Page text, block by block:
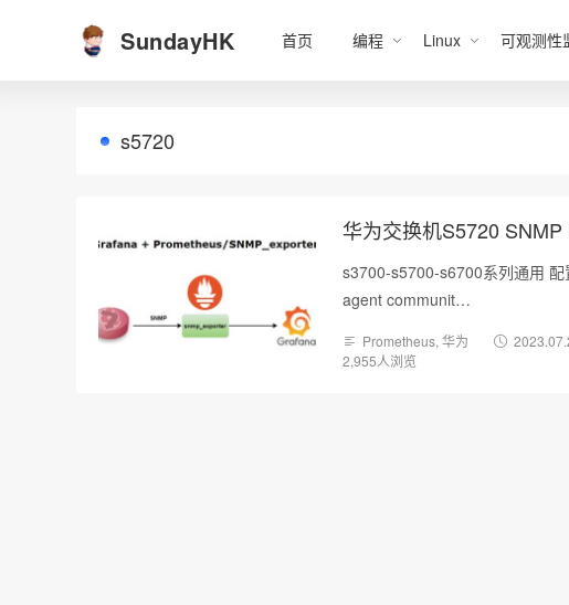
SundayHK 首页 编程 Linux 可观测性
s5720
华为交换机S5720
s3700-s5700-s6700系列通用
agent communit…
Prometheus,华为
2,955人浏览